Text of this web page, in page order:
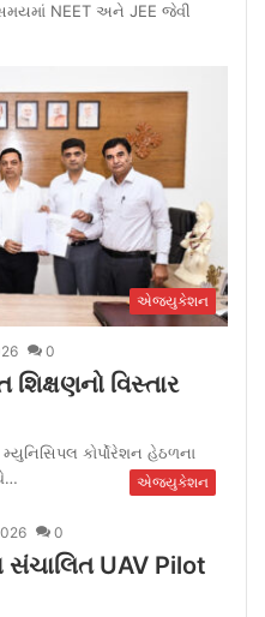
NEET અને JEE જેવી
એજ્યુકેશન
0
વિસ્તાર
કોર્પોરેશન હેઠળના
એજ્યુકેશન
0
સંચાલિત UAV Pilot